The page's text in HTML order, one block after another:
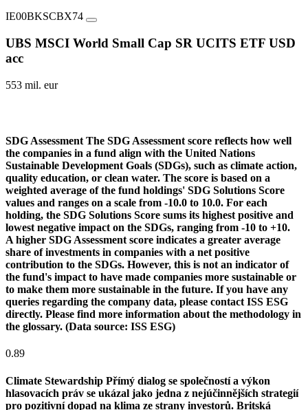
IE00BKSCBX74
UBS MSCI World Small Cap SR UCITS ETF USD
acc
553 mil. eur
SDG Assessment The SDG Assessment score reflects how well
the companies in a fund align with the United Nations
Sustainable Development Goals (SDGs), such as climate action,
quality education, or clean water. The score is based on a
weighted average of the fund holdings' SDG Solutions Score
values and ranges on a scale from -10.0 to 10.0. For each
holding, the SDG Solutions Score sums its highest positive and
lowest negative impact on the SDGs, ranging from -10 to +10.
A higher SDG Assessment score indicates a greater average
share of investments in companies with a net positive
contribution to the SDGs. However, this is not an indicator of
the fund's impact to have made companies more sustainable or
to make them more sustainable in the future. If you have any
queries regarding the company data, please contact ISS ESG
directly. Please find more information about the methodology in
the glossary. (Data source: ISS ESG)
0.89
Climate Stewardship Přímý dialog se společností a výkon
hlasovacích práv se ukázal jako jedna z nejúčinnějších strategií
pro pozitivní dopad na klima ze strany investorů. Britská